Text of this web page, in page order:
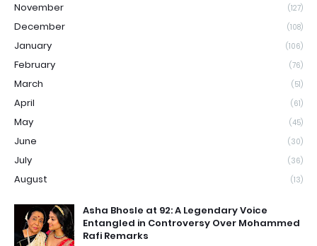
November (127)
December (108)
January (106)
February (76)
March (51)
April (61)
May (45)
June (30)
July (36)
August (13)
Asha Bhosle at 92: A Legendary Voice
Entangled in Controversy Over Mohammed
Rafi Remarks